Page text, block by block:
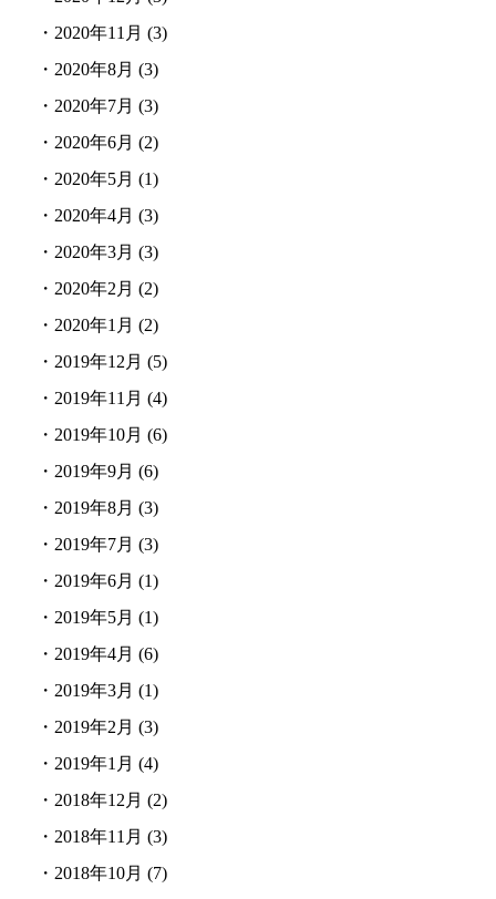
・ 2020年11月 (3)
・ 2020年8月 (3)
・ 2020年7月 (3)
・ 2020年6月 (2)
・ 2020年5月 (1)
・ 2020年4月 (3)
・ 2020年3月 (3)
・ 2020年2月 (2)
・ 2020年1月 (2)
・ 2019年12月 (5)
・ 2019年11月 (4)
・ 2019年10月 (6)
・ 2019年9月 (6)
・ 2019年8月 (3)
・ 2019年7月 (3)
・ 2019年6月 (1)
・ 2019年5月 (1)
・ 2019年4月 (6)
・ 2019年3月 (1)
・ 2019年2月 (3)
・ 2019年1月 (4)
・ 2018年12月 (2)
・ 2018年11月 (3)
・ 2018年10月 (7)